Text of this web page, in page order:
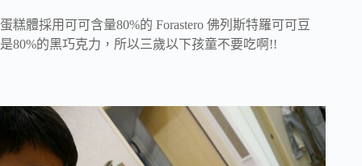
蛋糕體採用可可含量80%的 Forastero 佛列斯特羅可可豆
是80%的黑巧克力，所以三歲以下孩童不要吃啊!!